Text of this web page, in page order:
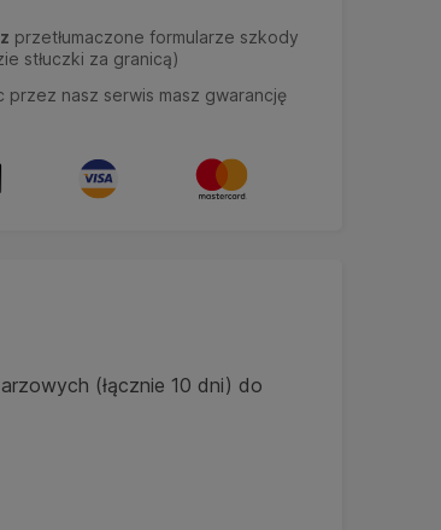
przetłumaczone formularze szkody
stłuczki za granicą)
przez nasz serwis masz gwarancję
(łącznie 10 dni) do